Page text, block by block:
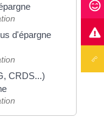
d'épargne
CRDS...)